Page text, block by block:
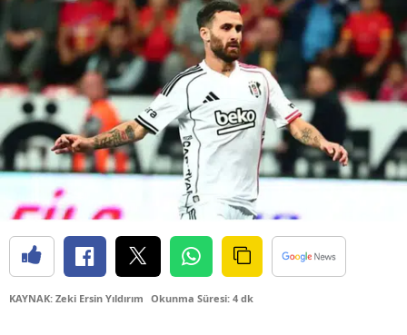
Bursa
Çanakkale
Çankırı
Çorum
Denizli
Edirne
Elazığ
KAYNAK: Zeki Ersin Yıldırım Okunma Süresi: 4 dk